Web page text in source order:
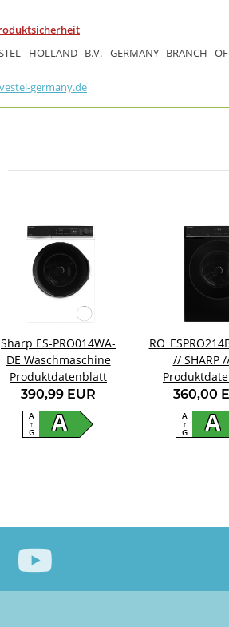
HOLLAND B.V. GERMANY BRANCH
germany.de
Sharp ES-PRO014WA-
DE Waschmaschine
Produktdatenblatt
390,99 EUR
A
A
↑
G
// SHARP
360,00
A
A
↑
G